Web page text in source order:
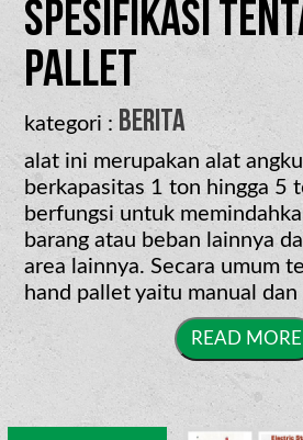
Spesifikasi
Pallet
kategori : berita
alat ini merupakan alat
berkapasitas 1 ton hingga 5
berfungsi untuk
barang atau beban lainnya
area lainnya. Secara umum
hand pallet yaitu manual